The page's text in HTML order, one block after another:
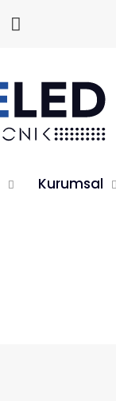
Kurumsal